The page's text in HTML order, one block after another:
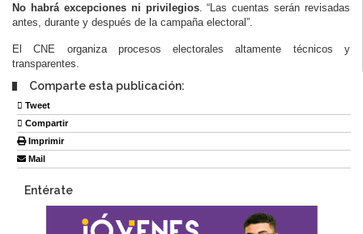
No habrá excepciones ni privilegios. “Las cuentas serán revisadas
antes, durante y después de la campaña electoral”.
El CNE organiza procesos electorales altamente técnicos y
transparentes.
Comparte esta publicación:
Tweet
Compartir
Imprimir
Mail
Entérate